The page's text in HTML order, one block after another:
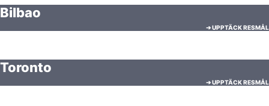
Bilbao
➔ UPPTÄCK RESMÅL
Toronto
➔ UPPTÄCK RESMÅL